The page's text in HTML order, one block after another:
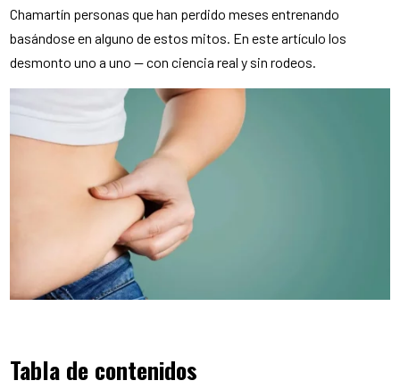
Chamartín personas que han perdido meses entrenando
basándose en alguno de estos mitos. En este artículo los
desmonto uno a uno — con ciencia real y sin rodeos.
Tabla de contenidos